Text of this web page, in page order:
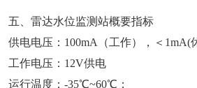
五、雷达水位监测站概要指标
供电电压：100mA（工作），＜1mA(
工作电压：12V供电
运行温度：-35℃~60℃；